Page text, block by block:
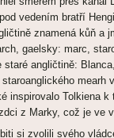
vedením bratří
znamená kůň a
gaelsky: marc,
staré angličtině:
staroanglického mearh
inspirovalo Tolkiena
z Marky, což je ve
si zvolili svého